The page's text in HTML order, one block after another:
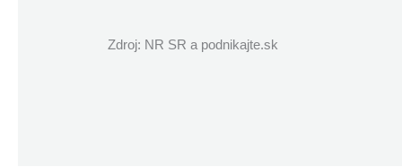
Zdroj: NR SR a podnikajte.sk